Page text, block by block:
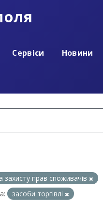
Сервіси Новини
захисту прав споживачів
засоби торгівлі